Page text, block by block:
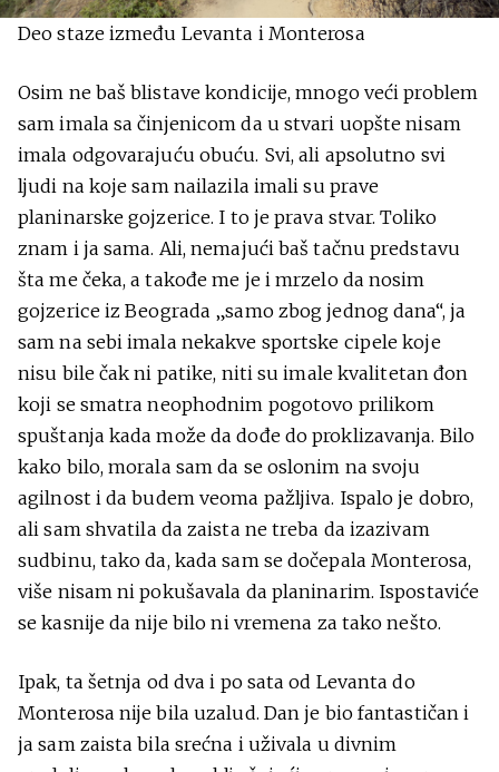
Deo staze između Levanta i Monterosa
Osim ne baš blistave kondicije, mnogo veći problem
sam imala sa činjenicom da u stvari uopšte nisam
imala odgovarajuću obuću. Svi, ali apsolutno svi
ljudi na koje sam nailazila imali su prave
planinarske gojzerice. I to je prava stvar. Toliko
znam i ja sama. Ali, nemajući baš tačnu predstavu
šta me čeka, a takođe me je i mrzelo da nosim
gojzerice iz Beograda „samo zbog jednog dana“, ja
sam na sebi imala nekakve sportske cipele koje
nisu bile čak ni patike, niti su imale kvalitetan đon
koji se smatra neophodnim pogotovo prilikom
spuštanja kada može da dođe do proklizavanja. Bilo
kako bilo, morala sam da se oslonim na svoju
agilnost i da budem veoma pažljiva. Ispalo je dobro,
ali sam shvatila da zaista ne treba da izazivam
sudbinu, tako da, kada sam se dočepala Monterosa,
više nisam ni pokušavala da planinarim. Ispostaviće
se kasnije da nije bilo ni vremena za tako nešto.
Ipak, ta šetnja od dva i po sata od Levanta do
Monterosa nije bila uzalud. Dan je bio fantastičan i
ja sam zaista bila srećna i uživala u divnim